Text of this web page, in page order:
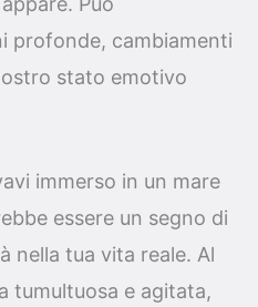
profonde, cambiamenti
stato emotivo
immerso in un mare
essere un segno di
nella tua vita reale. Al
tumultuosa e agitata,